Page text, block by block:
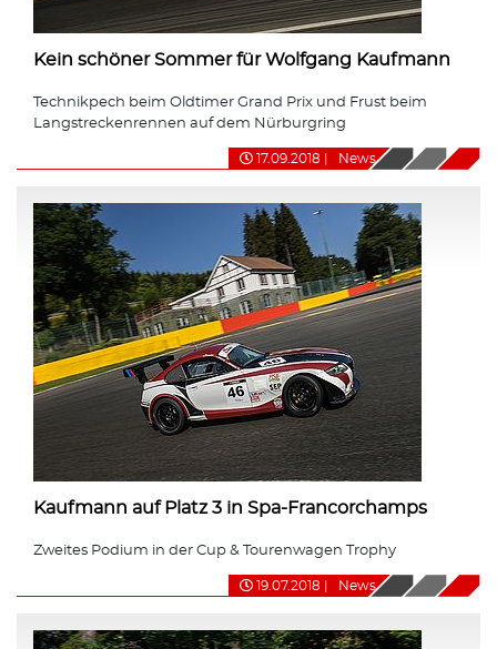
Kein schöner Sommer für Wolfgang Kaufmann
Technikpech beim Oldtimer Grand Prix und Frust beim
Langstreckenrennen auf dem Nürburgring
17.09.2018 News
Kaufmann auf Platz 3 in Spa-Francorchamps
Zweites Podium in der Cup & Tourenwagen Trophy
19.07.2018 News